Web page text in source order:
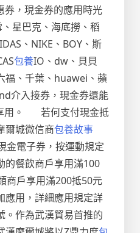
券，現金券的應用時光
星巴克、海底撈、稻
、NIKE、BOY、斯
包養IO、dw、貝貝
福、千葉、huawei、蘋
介入接券，現金券還能
。
若何支付現金抵
爾城微信商包養故事
金電子券，按運動規定
的餐飲商戶享用滿100
商戶享用滿200抵50元
應用，詳細應用規定詳
。作為武漢貿易首推的